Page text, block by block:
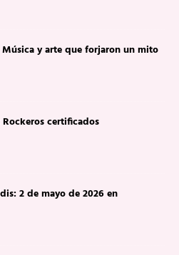
y arte que forjaron un mito
certificados
2 de mayo de 2026 en